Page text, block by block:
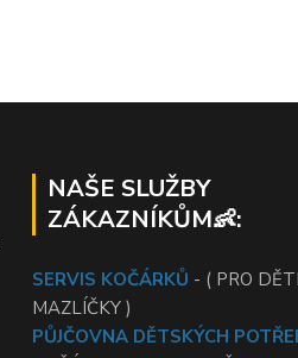
NAŠE SLUŽBY
ZÁKAZNÍKŮM👶:
SERVIS KOČÁRKŮ - ( PRO
MAZLÍČKY )
PŮJČOVNA DĚTSKÝCH